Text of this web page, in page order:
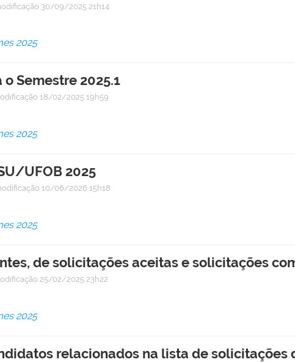
30/09/2025 21h14
2025
Semestre 2025.1
18/02/2025 19h59
2025
UFOB 2025
10/06/2026 15h18
2025
de solicitações aceitas e solicitações
25/02/2025 23h22
2025
relacionados na lista de